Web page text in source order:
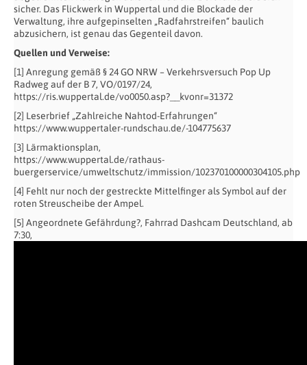
sicher. Das Flickwerk in Wuppertal und die Blockade der
Verwaltung, ihre aufgepinselten „Radfahrstreifen“ baulich
abzusichern, ist genau das Gegenteil davon.
Quellen und Verweise:
[1] Anregung gemäß § 24 GO NRW – Verkehrsversuch Pop Up
Radweg auf der B 7, VO/0197/24,
https://ris.wuppertal.de/vo0050.asp?__kvonr=31372
[2] Leserbrief „Zahlreiche Nahtod-Erfahrungen“
https://www.wuppertaler-rundschau.de/-104775637
[3] Lärmaktionsplan,
https://www.wuppertal.de/rathaus-
buergerservice/umweltschutz/immission/102370100000304105.php
[4] Fehlt nur noch der gestreckte Mittelfinger als Symbol auf der
roten Streuscheibe der Ampel.
[5] Angeordnete Gefährdung?, Fahrrad Dashcam Deutschland, ab
7:30,